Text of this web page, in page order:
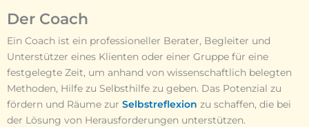
Der Coach
Ein Coach ist ein professioneller Berater, Begleiter und
Unterstützer eines Klienten oder einer Gruppe für eine
festgelegte Zeit, um anhand von wissenschaftlich belegten
Methoden, Hilfe zu Selbsthilfe zu geben. Das Potenzial zu
fördern und Räume zur Selbstreflexion zu schaffen, die bei
der Lösung von Herausforderungen unterstützen.